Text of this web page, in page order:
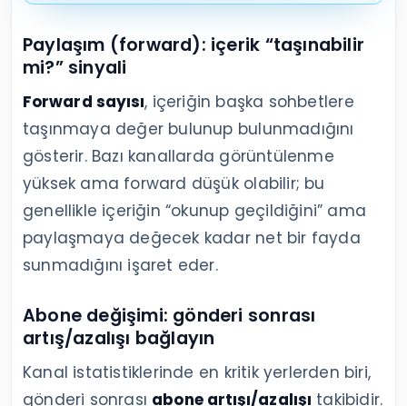
Paylaşım (forward): içerik “taşınabilir
mi?” sinyali
Forward sayısı, içeriğin başka sohbetlere
taşınmaya değer bulunup bulunmadığını
gösterir. Bazı kanallarda görüntülenme
yüksek ama forward düşük olabilir; bu
genellikle içeriğin “okunup geçildiğini” ama
paylaşmaya değecek kadar net bir fayda
sunmadığını işaret eder.
Abone değişimi: gönderi sonrası
artış/azalışı bağlayın
Kanal istatistiklerinde en kritik yerlerden biri,
gönderi sonrası abone artışı/azalışı takibidir.